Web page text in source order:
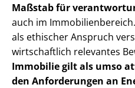
Maßstab für
auch im
als ethischer Anspruch
wirtschaftlich relevantes
Immobilie gilt als umso
den Anforderungen an